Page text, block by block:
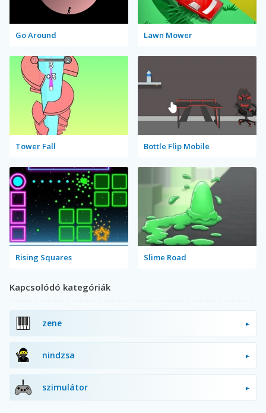
Go Around Lawn Mower
Tower Fall Bottle Flip Mobile
Rising Squares Slime Road
Kapcsolódó kategóriák
zene
nindzsa
szimulátor